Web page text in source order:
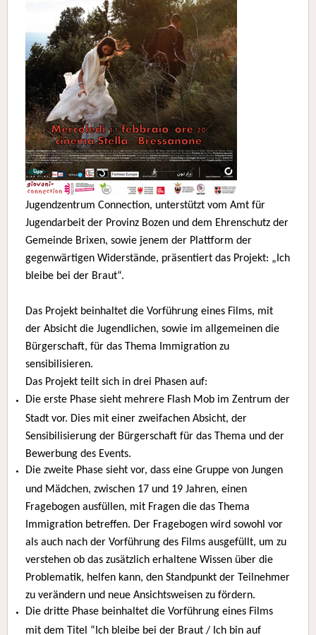
Jugendzentrum Connection, unterstützt vom Amt für
Jugendarbeit der Provinz Bozen und dem Ehrenschutz der
Gemeinde Brixen, sowie jenem der Plattform der
gegenwärtigen Widerstände, präsentiert das Projekt: „Ich
bleibe bei der Braut“.
Das Projekt beinhaltet die Vorführung eines Films, mit
der Absicht die Jugendlichen, sowie im allgemeinen die
Bürgerschaft, für das Thema Immigration zu
sensibilisieren.
Das Projekt teilt sich in drei Phasen auf:
Die erste Phase sieht mehrere Flash Mob im Zentrum der
Stadt vor. Dies mit einer zweifachen Absicht, der
Sensibilisierung der Bürgerschaft für das Thema und der
Bewerbung des Events.
Die zweite Phase sieht vor, dass eine Gruppe von Jungen
und Mädchen, zwischen 17 und 19 Jahren, einen
Fragebogen ausfüllen, mit Fragen die das Thema
Immigration betreffen. Der Fragebogen wird sowohl vor
als auch nach der Vorführung des Films ausgefüllt, um zu
verstehen ob das zusätzlich erhaltene Wissen über die
Problematik, helfen kann, den Standpunkt der Teilnehmer
zu verändern und neue Ansichtsweisen zu fördern.
Die dritte Phase beinhaltet die Vorführung eines Films
mit dem Titel “Ich bleibe bei der Braut / Ich bin auf